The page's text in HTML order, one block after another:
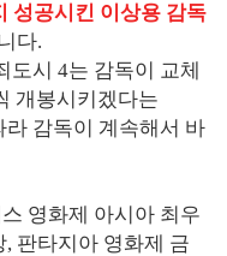
성공시킨 이상용 감독
다.
도시 4는 감독이 교체
개봉시키겠다는
감독이 계속해서 바
영화제 아시아 최우
판타지아 영화제 금